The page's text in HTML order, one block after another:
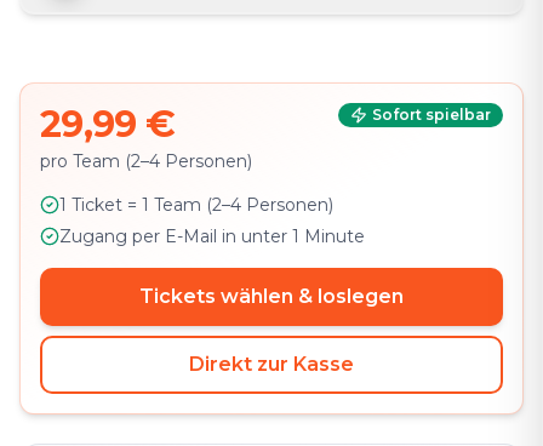
29,99 €
pro Team (2–4 Personen)
Sofort spielbar
1 Ticket = 1 Team (2–4 Personen)
Zugang per E-Mail in unter 1 Minute
Tickets wählen & loslegen
Direkt zur Kasse